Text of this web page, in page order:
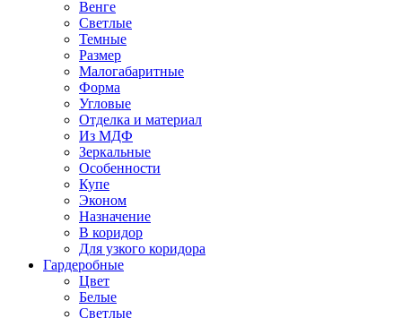
Венге
Светлые
Темные
Размер
Малогабаритные
Форма
Угловые
Отделка и материал
Из МДФ
Зеркальные
Особенности
Купе
Эконом
Назначение
В коридор
Для узкого коридора
Гардеробные
Цвет
Белые
Светлые